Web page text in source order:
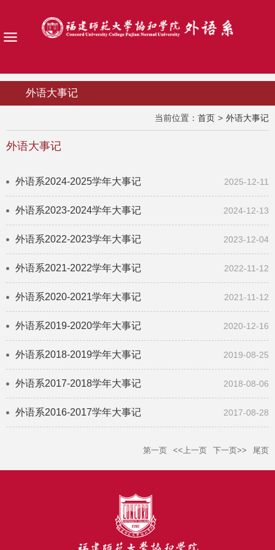
外语大事记
当前位置： 首页 > 外语大事记
外语大事记
外语系2024-2025学年大事记 2025-12-11
外语系2023-2024学年大事记 2024-12-13
外语系2022-2023学年大事记 2023-12-04
外语系2021-2022学年大事记 2022-11-12
外语系2020-2021学年大事记 2021-11-12
外语系2019-2020学年大事记 2020-12-16
外语系2018-2019学年大事记 2019-08-25
外语系2017-2018学年大事记 2018-08-06
外语系2016-2017学年大事记 2017-08-28
第一页 <<上一页 下一页>> 尾页